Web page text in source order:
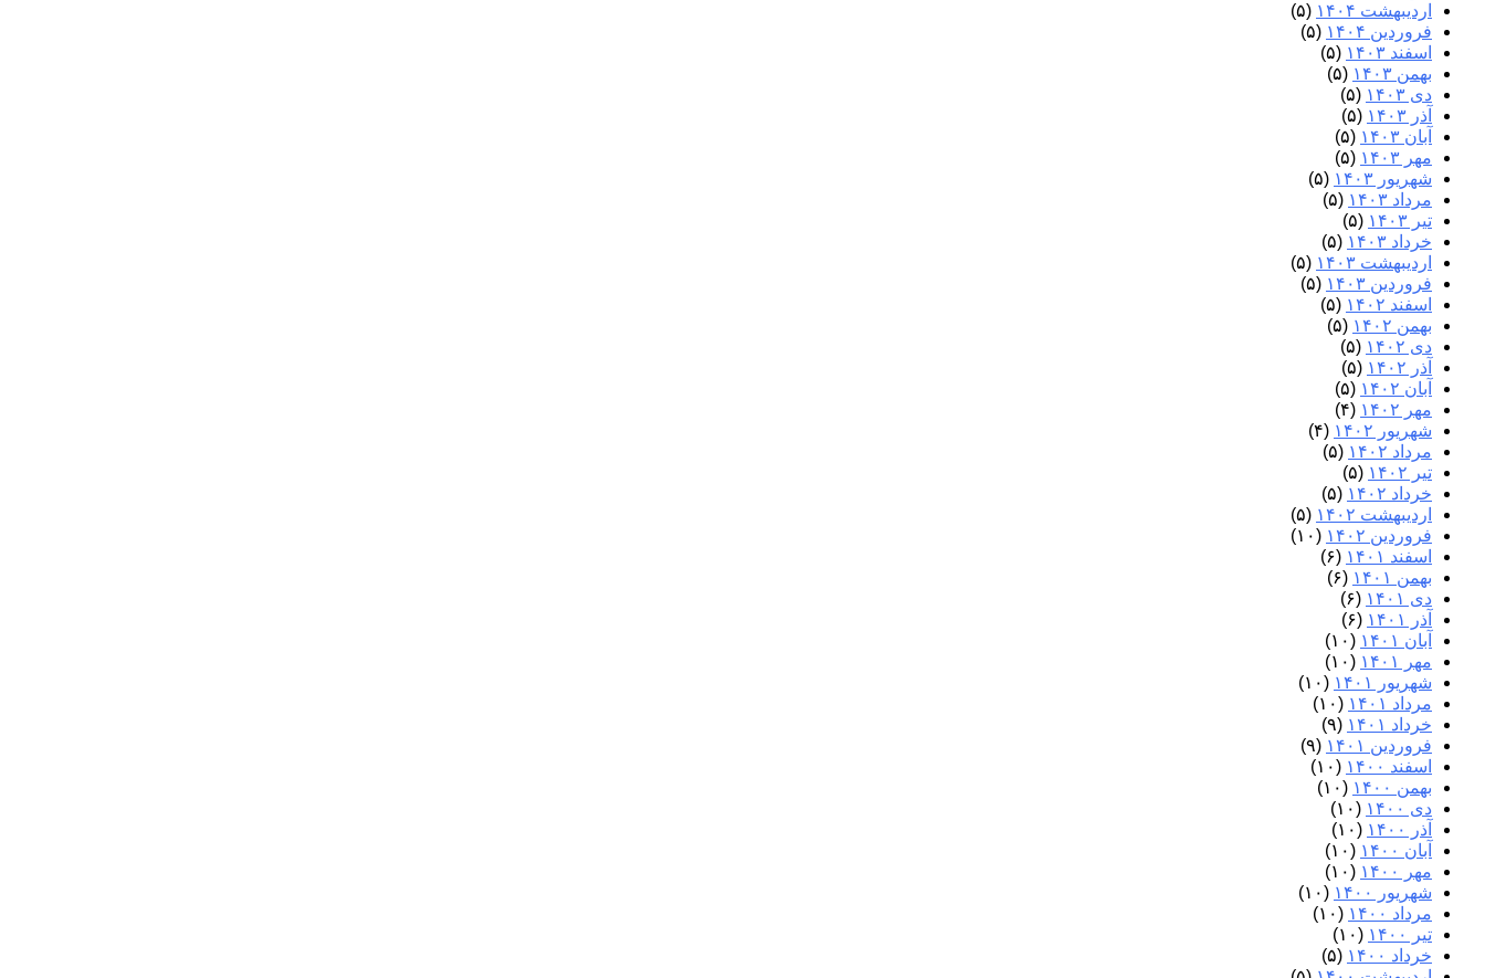
اردیبهشت ۱۴۰۴
(۵)
فروردین ۱۴۰۴
(۵)
اسفند ۱۴۰۳
(۵)
بهمن ۱۴۰۳
(۵)
دی ۱۴۰۳
(۵)
آذر ۱۴۰۳
(۵)
آبان ۱۴۰۳
(۵)
مهر ۱۴۰۳
(۵)
شهریور ۱۴۰۳
(۵)
مرداد ۱۴۰۳
(۵)
تیر ۱۴۰۳
(۵)
خرداد ۱۴۰۳
(۵)
اردیبهشت ۱۴۰۳
(۵)
فروردین ۱۴۰۳
(۵)
اسفند ۱۴۰۲
(۵)
بهمن ۱۴۰۲
(۵)
دی ۱۴۰۲
(۵)
آذر ۱۴۰۲
(۵)
آبان ۱۴۰۲
(۵)
مهر ۱۴۰۲
(۴)
شهریور ۱۴۰۲
(۴)
مرداد ۱۴۰۲
(۵)
تیر ۱۴۰۲
(۵)
خرداد ۱۴۰۲
(۵)
اردیبهشت ۱۴۰۲
(۵)
فروردین ۱۴۰۲
(۱۰)
اسفند ۱۴۰۱
(۶)
بهمن ۱۴۰۱
(۶)
دی ۱۴۰۱
(۶)
آذر ۱۴۰۱
(۶)
آبان ۱۴۰۱
(۱۰)
مهر ۱۴۰۱
(۱۰)
شهریور ۱۴۰۱
(۱۰)
مرداد ۱۴۰۱
(۱۰)
خرداد ۱۴۰۱
(۹)
فروردین ۱۴۰۱
(۹)
اسفند ۱۴۰۰
(۱۰)
بهمن ۱۴۰۰
(۱۰)
دی ۱۴۰۰
(۱۰)
آذر ۱۴۰۰
(۱۰)
آبان ۱۴۰۰
(۱۰)
مهر ۱۴۰۰
(۱۰)
شهریور ۱۴۰۰
(۱۰)
مرداد ۱۴۰۰
(۱۰)
تیر ۱۴۰۰
(۱۰)
خرداد ۱۴۰۰
(۵)